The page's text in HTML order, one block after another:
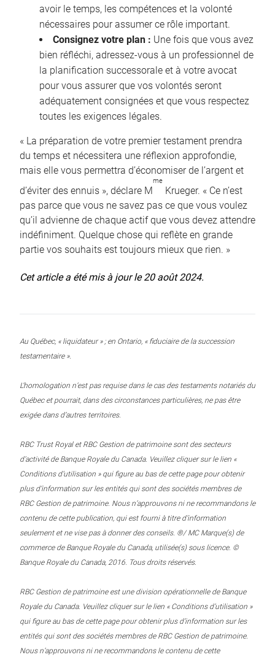
avoir le temps, les compétences et la volonté
nécessaires pour assumer ce rôle important.
Consignez votre plan : Une fois que vous avez
bien réfléchi, adressez-vous à un professionnel de
la planification successorale et à votre avocat
pour vous assurer que vos volontés seront
adéquatement consignées et que vous respectez
toutes les exigences légales.
« La préparation de votre premier testament prendra
du temps et nécessitera une réflexion approfondie,
mais elle vous permettra d’économiser de l’argent et
d’éviter des ennuis », déclare M
me
Krueger. « Ce n’est
pas parce que vous ne savez pas ce que vous voulez
qu’il advienne de chaque actif que vous devez attendre
indéfiniment. Quelque chose qui reflète en grande
partie vos souhaits est toujours mieux que rien. »
Cet article a été mis à jour le 20 août 2024.
Au Québec, « liquidateur » ; en Ontario, « fiduciaire de la succession
testamentaire ».
L’homologation n’est pas requise dans le cas des testaments notariés du
Québec et pourrait, dans des circonstances particulières, ne pas être
exigée dans d’autres territoires.
RBC Trust Royal et RBC Gestion de patrimoine sont des secteurs
d’activité de Banque Royale du Canada. Veuillez cliquer sur le lien «
Conditions d’utilisation » qui figure au bas de cette page pour obtenir
plus d’information sur les entités qui sont des sociétés membres de
RBC Gestion de patrimoine. Nous n’approuvons ni ne recommandons le
contenu de cette publication, qui est fourni à titre d’information
seulement et ne vise pas à donner des conseils. ®/ MC Marque(s) de
commerce de Banque Royale du Canada, utilisée(s) sous licence. ©
Banque Royale du Canada, 2016. Tous droits réservés.
RBC Gestion de patrimoine est une division opérationnelle de Banque
Royale du Canada. Veuillez cliquer sur le lien « Conditions d’utilisation »
qui figure au bas de cette page pour obtenir plus d’information sur les
entités qui sont des sociétés membres de RBC Gestion de patrimoine.
Nous n’approuvons ni ne recommandons le contenu de cette